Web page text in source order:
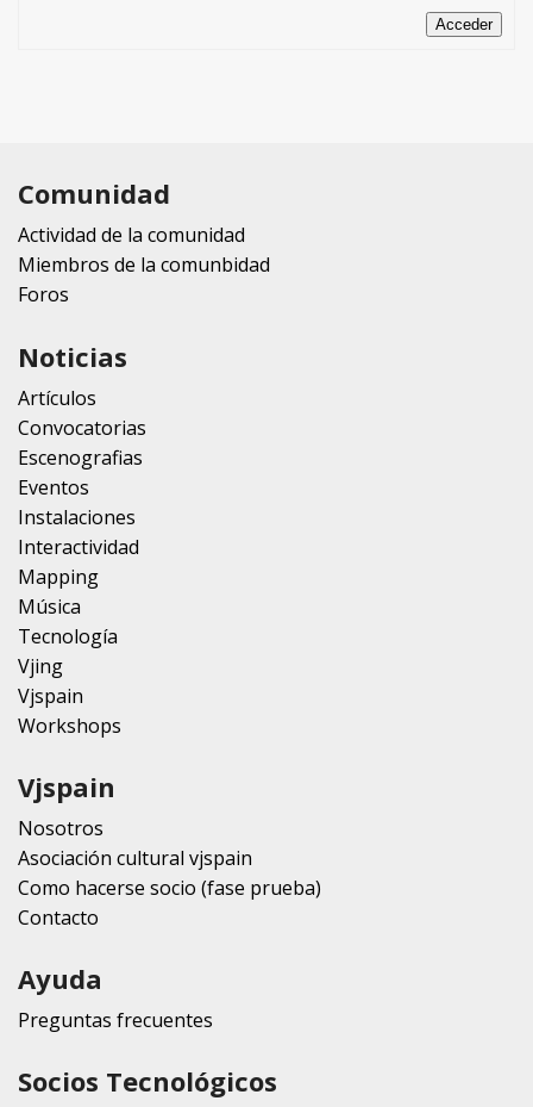
Acceder
Comunidad
Actividad de la comunidad
Miembros de la comunbidad
Foros
Noticias
Artículos
Convocatorias
Escenografias
Eventos
Instalaciones
Interactividad
Mapping
Música
Tecnología
Vjing
Vjspain
Workshops
Vjspain
Nosotros
Asociación cultural vjspain
Como hacerse socio (fase prueba)
Contacto
Ayuda
Preguntas frecuentes
Socios Tecnológicos